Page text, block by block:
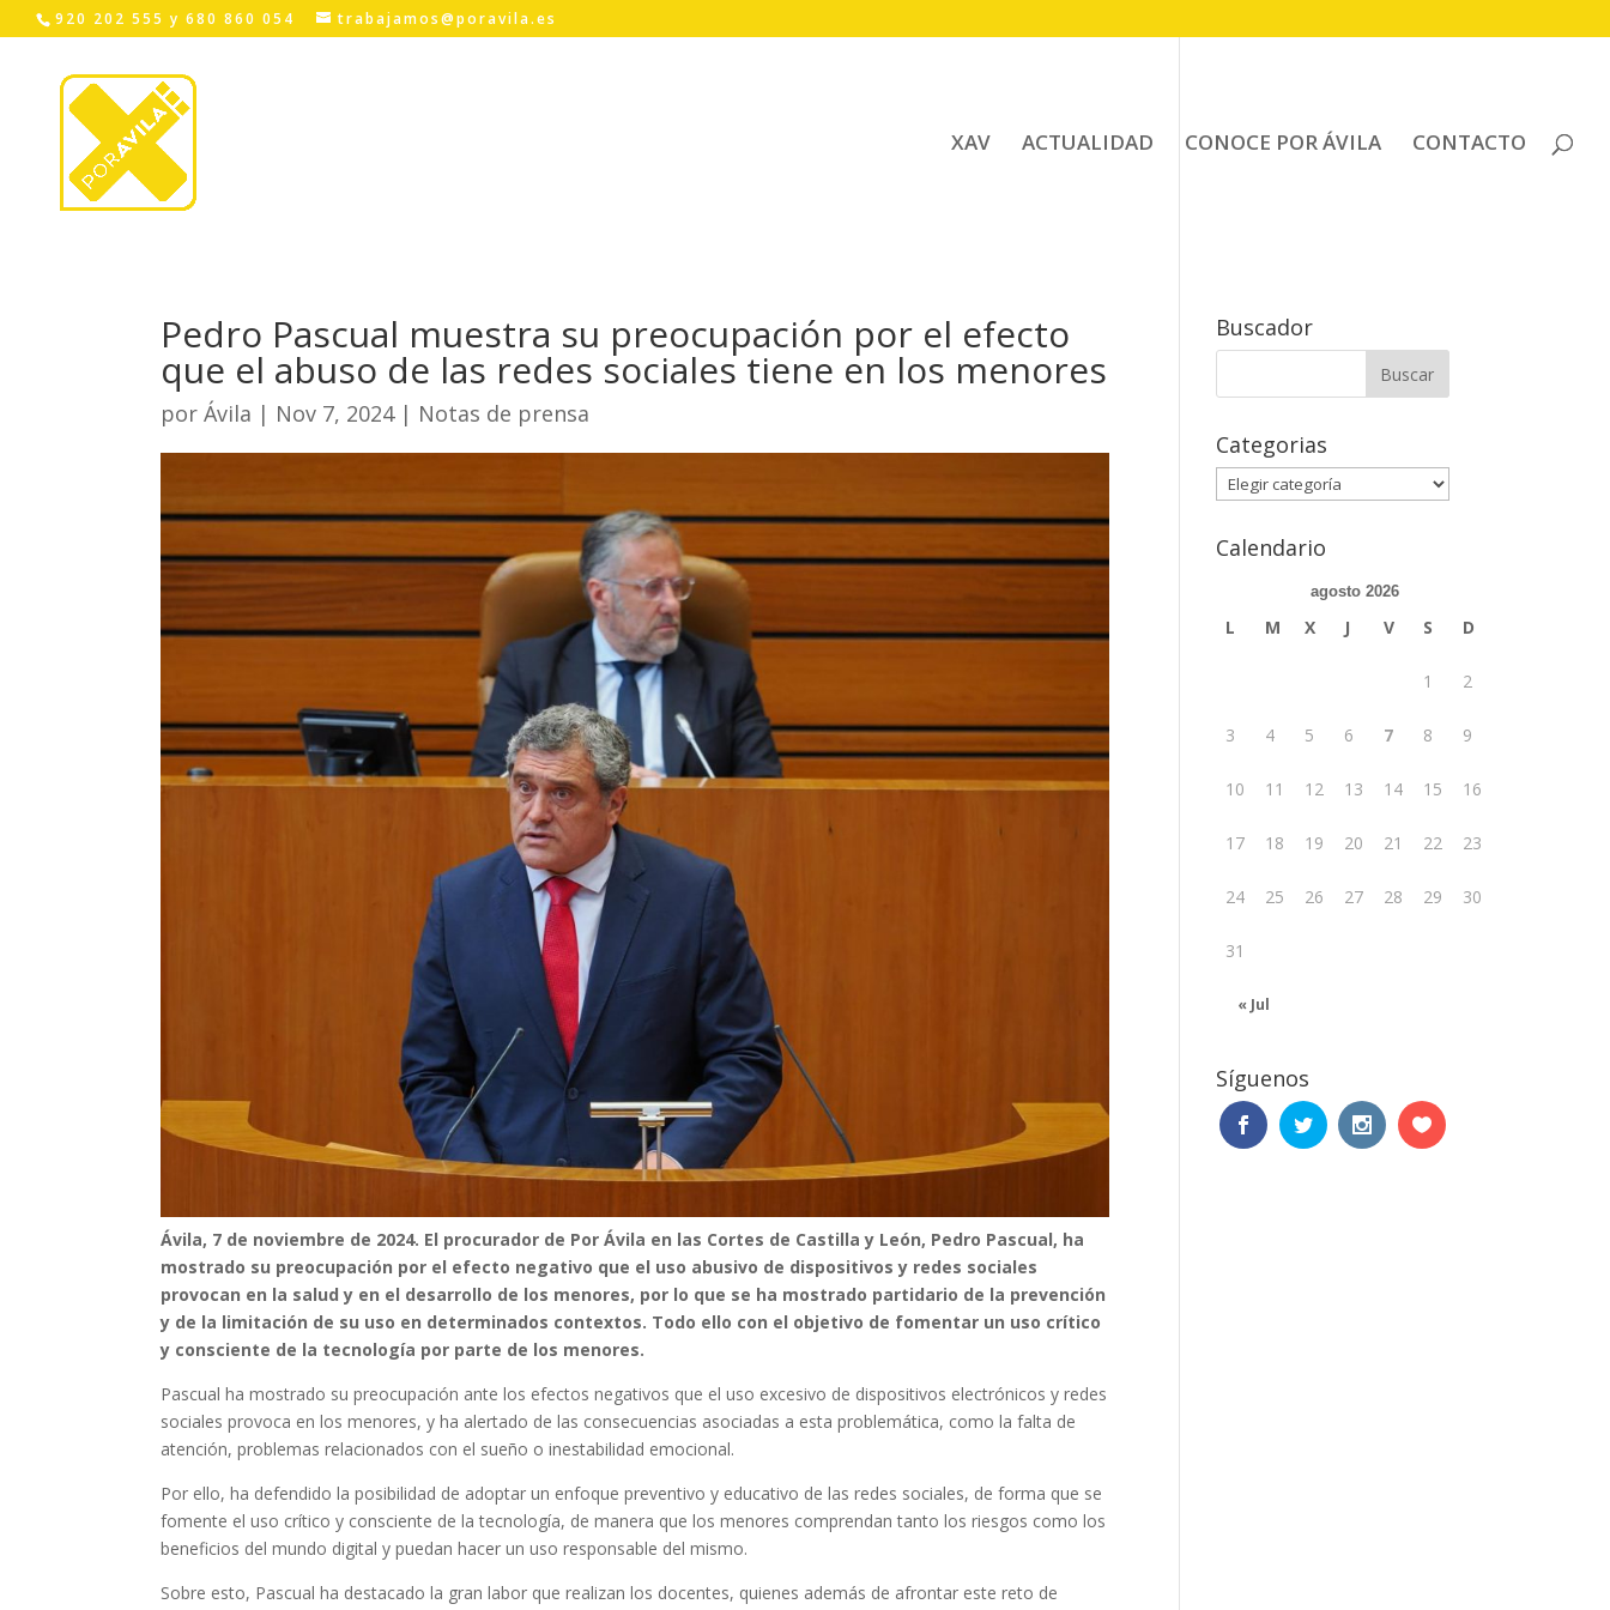
920 202 555 y 680 860 054 trabajamos@poravila.es
XAV ACTUALIDAD CONOCE POR ÁVILA CONTACTO
Pedro Pascual muestra su preocupación por el efecto
que el abuso de las redes sociales tiene en los menores
porÁvila | Nov 7, 2024| Notas de prensa
Ávila, 7 de noviembre de 2024. El procurador de Por Ávila en las Cortes de Castilla y León, Pedro Pascual, ha
mostrado su preocupación por el efecto negativo que el uso abusivo de dispositivos y redes sociales
provocan en la salud y en el desarrollo de los menores, por lo que se ha mostrado partidario de la prevención
y de la limitación de su uso en determinados contextos. Todo ello con el objetivo de fomentar un uso crítico
y consciente de la tecnología por parte de los menores.
Pascual ha mostrado su preocupación ante los efectos negativos que el uso excesivo de dispositivos electrónicos y redes
sociales provoca en los menores, y ha alertado de las consecuencias asociadas a esta problemática, como la falta de
atención, problemas relacionados con el sueño o inestabilidad emocional.
Por ello, ha defendido la posibilidad de adoptar un enfoque preventivo y educativo de las redes sociales, de forma que se
fomente el uso crítico y consciente de la tecnología, de manera que los menores comprendan tanto los riesgos como los
beneficios del mundo digital y puedan hacer un uso responsable del mismo.
Sobre esto, Pascual ha destacado la gran labor que realizan los docentes, quienes además de afrontar este reto de
Buscador
Buscar:
Categorias
Categorias
Calendario
agosto 2026
L M X J V S D
« Jul
1 2
3 4 5 6 7 8 9
10 11 12 13 14 15 16
17 18 19 20 21 22 23
24 25 26 27 28 29 30
31
Síguenos